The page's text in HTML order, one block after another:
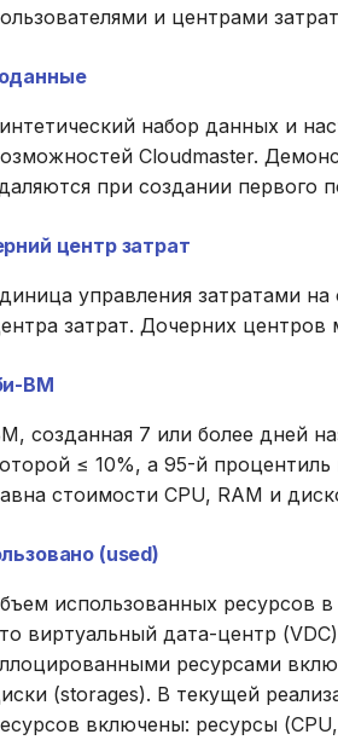
и центрами
набор данных и
Cloudmaster.
при создании первого
центр затрат
управления затратами
затрат. Дочерних центров
ВМ
созданная 7 или более дней
≤ 10%, а 95-й
стоимости CPU, RAM и
(used)
использованных ресурсов
виртуальный дата-центр
ресурсами
(storages). В текущей
включены: ресурсы